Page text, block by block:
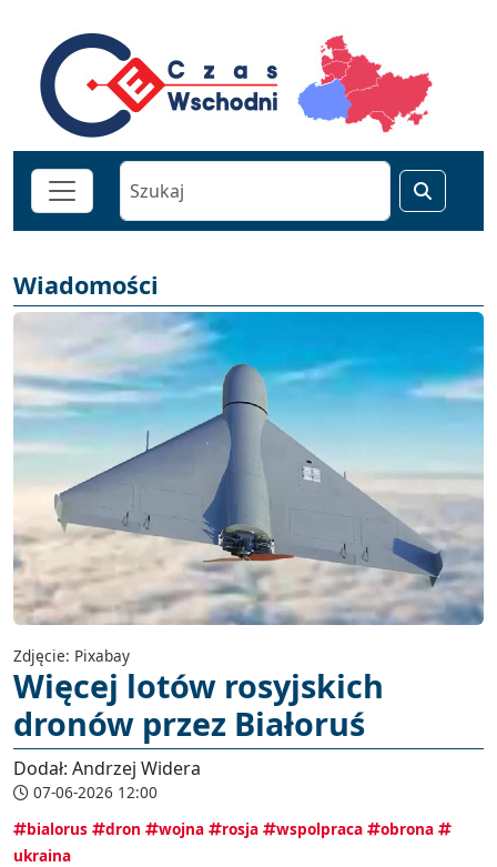
Wiadomości
Zdjęcie: Pixabay
Więcej lotów rosyjskich
dronów przez Białoruś
Dodał: Andrzej Widera
07-06-2026 12:00
bialorus
dron wojna rosja wspolpraca
obrona
ukraina